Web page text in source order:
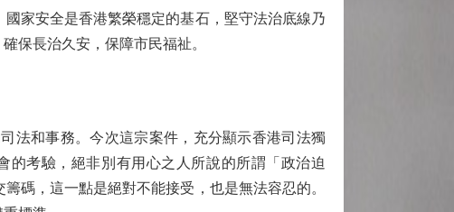
家安全是香港繁榮穩定的基石，堅守法治底線乃
保長治久安，保障市民福祉。
和事務。今次這宗案件，充分顯示香港司法獨
的考驗，絕非別有用心之人所說的所謂「政治迫
碼，這一點是絕對不能接受，也是無法容忍的。